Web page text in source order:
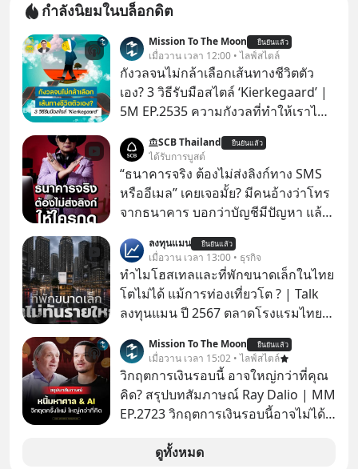
กำลังนิยมในบล็อกดิต
Mission To The Moon ยืนยันแล้ว
เมื่อวาน เวลา 12:00 • ไลฟ์สไตล์
กังวลจนไม่กล้าเลือกเส้นทางชีวิตตัว
เอง? 3 วิธีรับมือสไตล์ ‘Kierkegaard’ |
5M EP.2535 ความกังวลที่ทำให้เราไม่
เรื่องใหญ่ หรือแม้แต่เรื่องสำคัญของ
ชีวิตเกิดจากการที่เรามี ‘อิสรภาพ’ และมี
ทางเลือกมากมาย ซึ่งเมื่อเทียบกับสัตว์
แล้วก็จะเห็นความแตกต่างได้ชัดว่าเรา
มากแค่ไหน แต่อิสรภาพ อำนาจ หรือ
การได้มีสิทธิเลือกนี้กลับสร้างความ
กังวลให้กับเรา แล้วเราจะรับมือกับ
ความกังวลนี้อย่างไร? ติดตามได้ในพอด
แคสต์ 5M EP. นี้ #goodtime
#5minutespodcast
#missiontothemoonpodcast
SCB Thailand ยืนยันแล้ว
ได้รับการบูสต์
“ธนาคารจริง ต้องไม่ส่งลิงก์ทาง SMS
หรืออีเมล” เคยเจอมั้ย? มีคนอ้างว่าโทร
จากธนาคาร บอกว่าบัญชีมีปัญหา แล้ว
ทันที มาฟัง “ป้าเก๋าเล่ากลโกง” เพื่อรู้ทัน
มุกหลอกลวงในคราบความน่าเชื่อถือ
กันค่ะ #แก้เกมกลโกง #ป้าเก๋าเล่ากล
โกง #LivesSustainably #อยู่อย่าง
ยั่งยืน #CyberSecurity #ป้าเก๋า
#FraudEducation #FinancialLiteracy
#DigitalBankWithHumanTouch
ลงทุนแมน ยืนยันแล้ว
เมื่อวาน เวลา 13:00 • ธุรกิจ
ทำไมโฮสเทลและที่พักขนาดเล็กในไทย
โตไม่ได้ แม้การท่องเที่ยวโต ? | Talk
ลงทุนแมน ปี 2567 ตลาดโรงแรมไทย
หรือไม่ว่า รายได้กว่า 85% กระจุกอยู่กับ
ผู้ประกอบการรายใหญ่ และมีอัตราการ
เติบโตได้ถึง 16% ขณะที่ผู้ประกอบการ
โฮสเทลและที่พักขนาดเล็ก ซึ่งมีสัดส่วน
เพียง 1.3% เท่านั้น เกิดอะไรขึ้นกับที่พัก
Mission To The Moon ยืนยันแล้ว
เมื่อวาน เวลา 15:02 • ไลฟ์สไตล์
วิกฤตการเงินรอบนี้ อาจใหญ่กว่าที่คุณ
คิด? สรุปบทสัมภาษณ์ Ray Dalio | MM
EP.2723 วิกฤตการเงินรอบนี้อาจไม่ได้
Dalio ชายผู้เคยทำนายวิกฤตเศรษฐกิจ
ดูทั้งหมด